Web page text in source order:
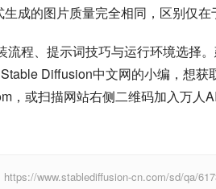
成的图片质量完全相同，区别仅在
程、提示词技巧与运行环境选择
Diffusion中文网的小编，想获
，或扫描网站右侧二维码加入万人
www.stablediffusion-cn.com/sd/qa/